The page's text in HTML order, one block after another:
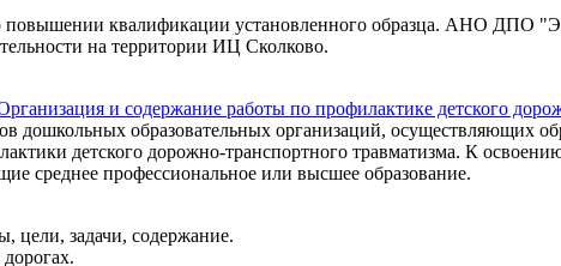
квалификации установленного образца. АНО ДПО
на территории ИЦ Сколково.
и содержание работы по профилактике детского
дошкольных образовательных организаций, осуществляющих
детского дорожно‑транспортного травматизма. К
среднее профессиональное или высшее образование.
цели, задачи, содержание.